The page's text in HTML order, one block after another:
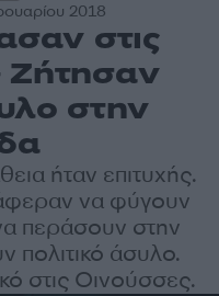
2018
στις
Ζήτησαν
στην
ήταν επιτυχής.
να φύγουν
περάσουν στην
πολιτικό άσυλο.
στις Οινούσσες.